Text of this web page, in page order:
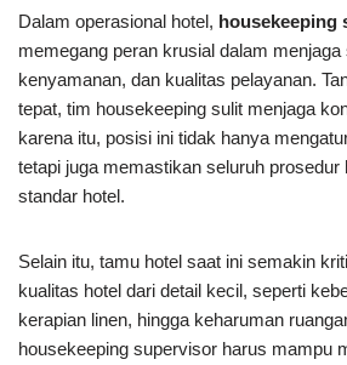
Dalam operasional hotel, housekeeping
memegang peran krusial dalam
kenyamanan, dan kualitas pelayanan.
tepat, tim housekeeping sulit menjaga
karena itu, posisi ini tidak hanya
tetapi juga memastikan seluruh prosedur
standar hotel.
Selain itu, tamu hotel saat ini semakin
kualitas hotel dari detail kecil, seperti
kerapian linen, hingga keharuman
housekeeping supervisor harus mampu